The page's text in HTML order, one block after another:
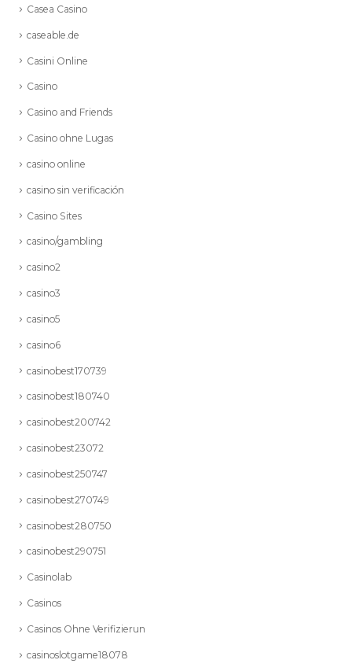
Casea Casino
caseable.de
Casini Online
Casino
Casino and Friends
Casino ohne Lugas
casino online
casino sin verificación
Casino Sites
casino/gambling
casino2
casino3
casino5
casino6
casinobest170739
casinobest180740
casinobest200742
casinobest23072
casinobest250747
casinobest270749
casinobest280750
casinobest290751
Casinolab
Casinos
Casinos Ohne Verifizierun
casinoslotgame18078